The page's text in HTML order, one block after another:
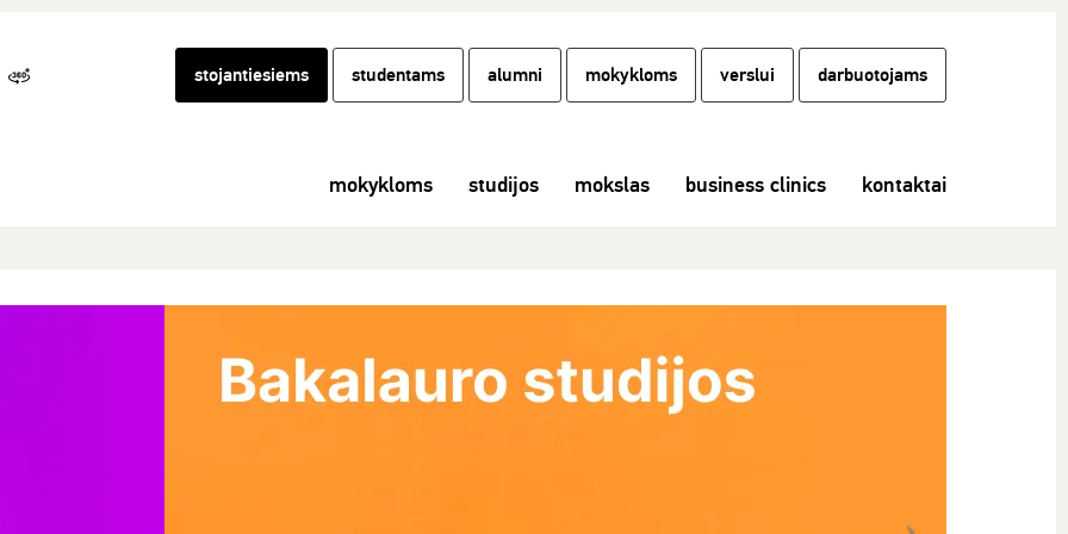
stojantiesiems studentams alumni mokykloms verslui darbuotojams
mokykloms studijos mokslas business clinics kontaktai